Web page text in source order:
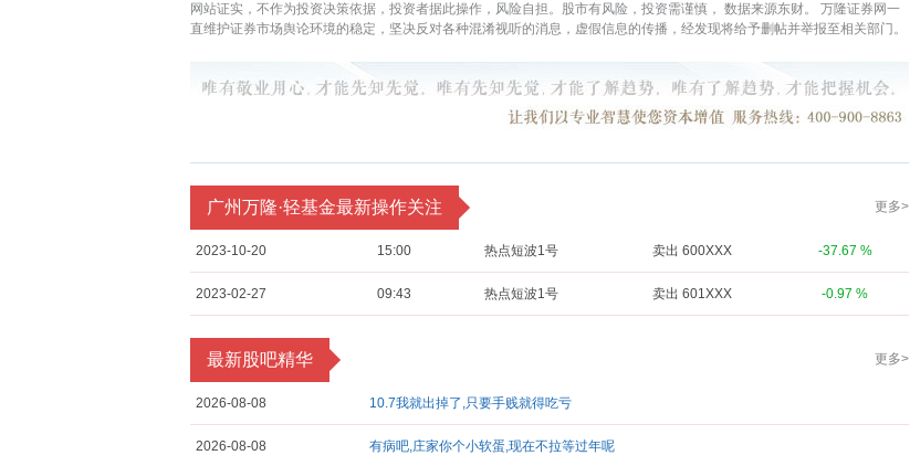
网站证实，不作为投资决策依据，投资者据此操作，风险自担。股市有风险，投资需谨慎， 数据来源东财。
万隆证券网一
直维护证券市场舆论环境的稳定，坚决反对各种混淆视听的消息，虚假信息的传播，经发现将给予删帖并举报至相关部门。
更多>
广州万隆·轻基金最新操作关注
2023-10-20 15:00 热点短波1号 卖出 600XXX -37.67 %
2023-02-27 09:43 热点短波1号 卖出 601XXX -0.97 %
更多>
最新股吧精华
2026-08-08 10.7我就出掉了,只要手贱就得吃亏
2026-08-08 有病吧,庄家你个小软蛋,现在不拉等过年呢